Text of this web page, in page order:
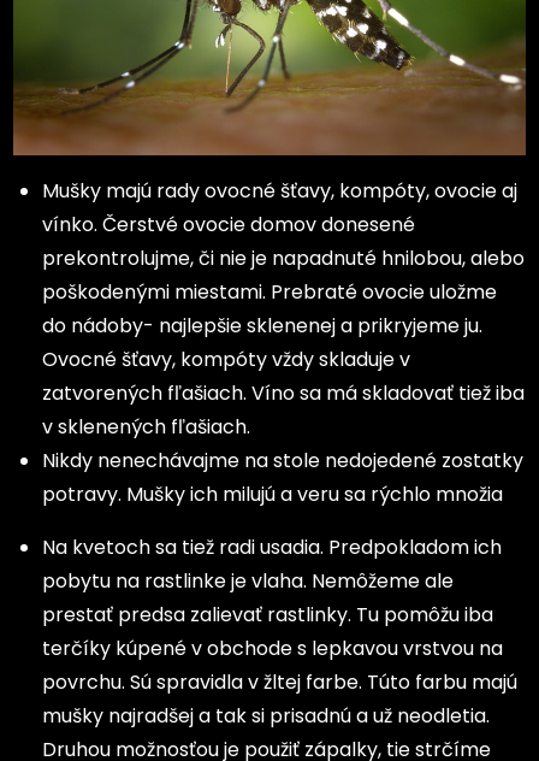
Mušky majú rady ovocné šťavy, kompóty, ovocie aj
vínko. Čerstvé ovocie domov donesené
prekontrolujme, či nie je napadnuté hnilobou, alebo
poškodenými miestami. Prebraté ovocie uložme
do nádoby- najlepšie sklenenej a prikryjeme ju.
Ovocné šťavy, kompóty vždy skladuje v
zatvorených fľašiach. Víno sa má skladovať tiež iba
v sklenených fľašiach.
Nikdy nenechávajme na stole nedojedené zostatky
potravy. Mušky ich milujú a veru sa rýchlo množia
Na kvetoch sa tiež radi usadia. Predpokladom ich
pobytu na rastlinke je vlaha. Nemôžeme ale
prestať predsa zalievať rastlinky. Tu pomôžu iba
terčíky kúpené v obchode s lepkavou vrstvou na
povrchu. Sú spravidla v žltej farbe. Túto farbu majú
mušky najradšej a tak si prisadnú a už neodletia.
Druhou možnosťou je použiť zápalky, tie strčíme